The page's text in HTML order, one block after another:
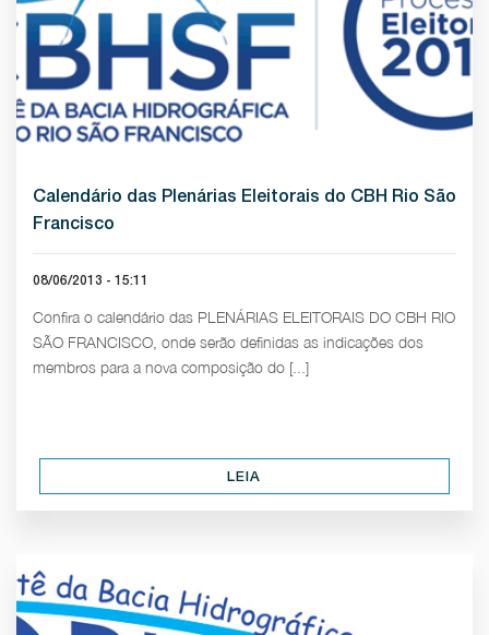
Calendário das Plenárias Eleitorais do CBH Rio São
Francisco
08/06/2013 - 15:11
Confira o calendário das PLENÁRIAS ELEITORAIS DO CBH RIO
SÃO FRANCISCO, onde serão definidas as indicações dos
membros para a nova composição do [...]
LEIA